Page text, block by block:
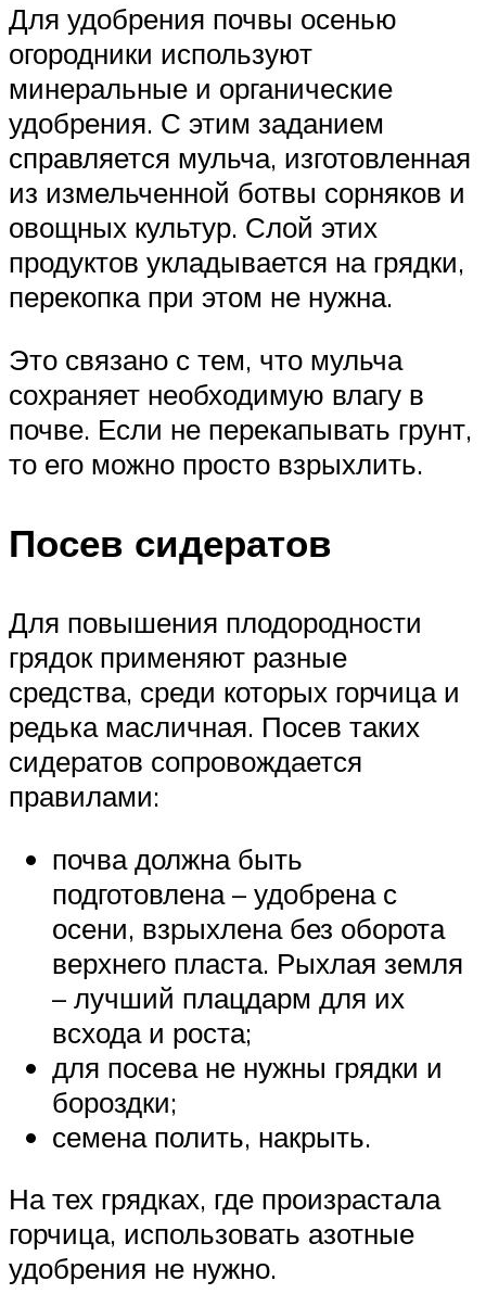
Для удобрения почвы осенью
огородники используют
минеральные и органические
удобрения. С этим заданием
справляется мульча, изготовленная
из измельченной ботвы сорняков и
овощных культур. Слой этих
продуктов укладывается на грядки,
перекопка при этом не нужна.
Это связано с тем, что мульча
сохраняет необходимую влагу в
почве. Если не перекапывать грунт,
то его можно просто взрыхлить.
Посев сидератов
Для повышения плодородности
грядок применяют разные
средства, среди которых горчица и
редька масличная. Посев таких
сидератов сопровождается
правилами:
почва должна быть
подготовлена – удобрена с
осени, взрыхлена без оборота
верхнего пласта. Рыхлая земля
– лучший плацдарм для их
всхода и роста;
для посева не нужны грядки и
бороздки;
семена полить, накрыть.
На тех грядках, где произрастала
горчица, использовать азотные
удобрения не нужно.